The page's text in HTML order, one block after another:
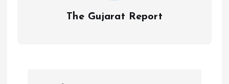
The Gujarat Report